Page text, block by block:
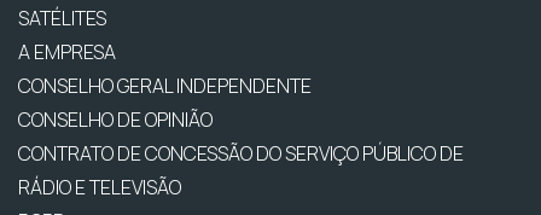
SATÉLITES
A EMPRESA
CONSELHO GERAL INDEPENDENTE
CONSELHO DE OPINIÃO
CONTRATO DE CONCESSÃO DO SERVIÇO PÚBLICO DE
RÁDIO E TELEVISÃO